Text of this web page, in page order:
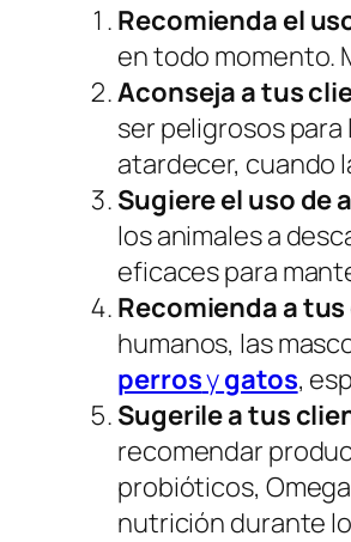
Recomienda el
en todo momento.
Aconseja a tus
ser peligrosos
atardecer, cuando
Sugiere el uso de
los animales a
eficaces para
Recomienda a
humanos, las
perrosygatos,
Sugerile a tus
recomendar
probióticos,
nutrición durante